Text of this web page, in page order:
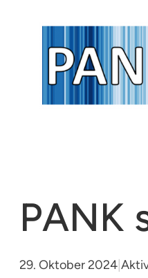
springen
PANK
29. Oktober 2024